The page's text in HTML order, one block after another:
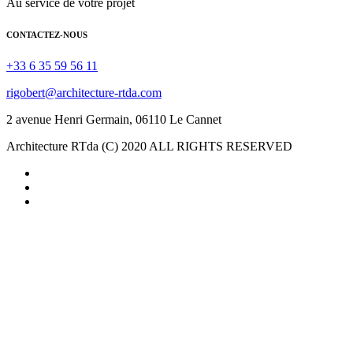
CONTACTEZ-NOUS
+33 6 35 59 56 11
rigobert@architecture-rtda.com
2 avenue Henri Germain, 06110 Le Cannet
Architecture RTda (C) 2020 ALL RIGHTS RESERVED